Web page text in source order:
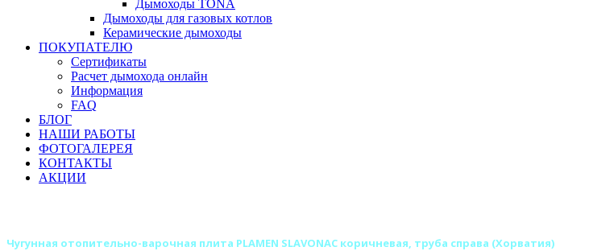
Дымоходы TONA
Дымоходы для газовых котлов
Керамические дымоходы
ПОКУПАТЕЛЮ
Сертификаты
Расчет дымохода онлайн
Информация
FAQ
БЛОГ
НАШИ РАБОТЫ
ФОТОГАЛЕРЕЯ
КОНТАКТЫ
АКЦИИ
Чугунная отопительно-варочная плита PLAMEN SLAVONAC коричневая, труба справа (Хорватия)